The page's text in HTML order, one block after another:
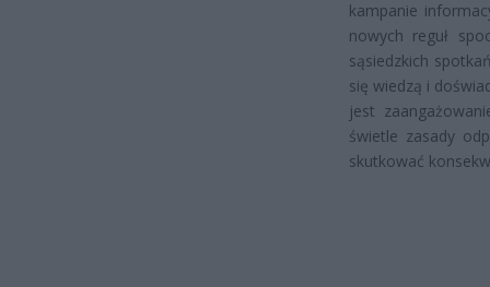
kampanie
nowych reguł
sąsiedzkich
się wiedzą i
jest
świetle zasady
skutkować